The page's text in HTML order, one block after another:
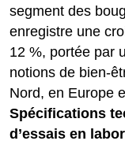
segment des
enregistre une
12 %, portée par
notions de bien-
Nord, en Europe
Spécifications
d’essais en